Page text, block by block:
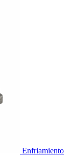
Enfriamiento